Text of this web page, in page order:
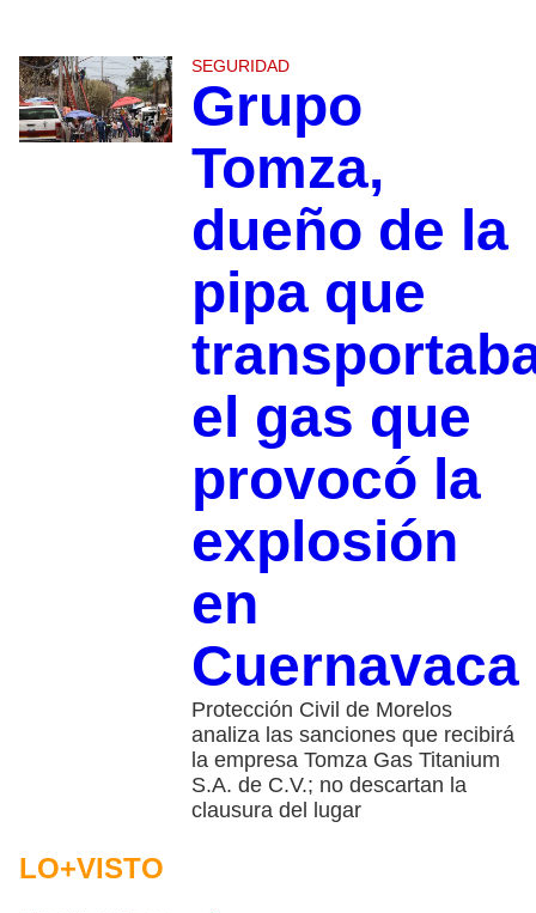
SEGURIDAD
Grupo
Tomza,
dueño de la
pipa que
el gas que
provocó la
explosión
en
Cuernavaca
Protección Civil de Morelos
analiza las sanciones que recibirá
la empresa Tomza Gas Titanium
S.A. de C.V.; no descartan la
clausura del lugar
LO+VISTO